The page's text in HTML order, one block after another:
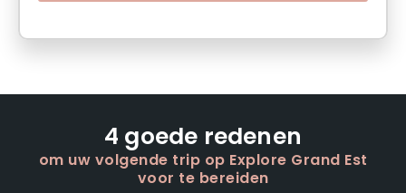
4 goede redenen
om uw volgende trip op Explore Grand Est
voor te bereiden